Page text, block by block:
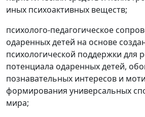
иных психоактивных веществ;
психолого-педагогическое
одаренных детей на основе
психологической поддержки для
потенциала одаренных детей,
познавательных интересов и
формирования универсальных
мира;